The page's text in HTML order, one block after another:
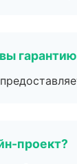
проект?